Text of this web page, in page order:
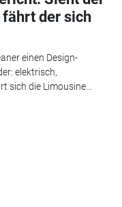
der sich
einen Design-
elektrisch,
die Limousine...